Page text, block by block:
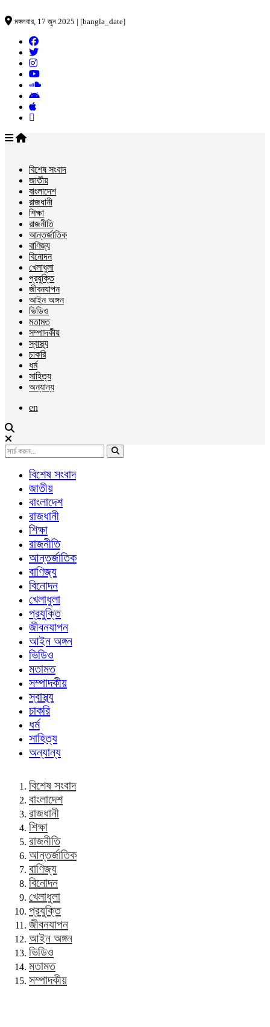
মঙ্গলবার, 17 জুন 2025 | [bangla_date]
বিশেষ সংবাদ
জাতীয়
বাংলাদেশ
রাজধানী
শিক্ষা
রাজনীতি
আন্তর্জাতিক
বাণিজ্য
বিনোদন
খেলাধুলা
প্রযুক্তি
জীবনযাপন
আইন অঙ্গন
ভিডিও
মতামত
সম্পাদকীয়
স্বাস্থ্য
চাকরি
ধর্ম
সাহিত্য
অন্যান্য
en
বিশেষ সংবাদ
জাতীয়
বাংলাদেশ
রাজধানী
শিক্ষা
রাজনীতি
আন্তর্জাতিক
বাণিজ্য
বিনোদন
খেলাধুলা
প্রযুক্তি
জীবনযাপন
আইন অঙ্গন
ভিডিও
মতামত
সম্পাদকীয়
স্বাস্থ্য
চাকরি
ধর্ম
সাহিত্য
অন্যান্য
বিশেষ সংবাদ
বাংলাদেশ
রাজধানী
শিক্ষা
রাজনীতি
আন্তর্জাতিক
বাণিজ্য
বিনোদন
খেলাধুলা
প্রযুক্তি
জীবনযাপন
আইন অঙ্গন
ভিডিও
মতামত
সম্পাদকীয়